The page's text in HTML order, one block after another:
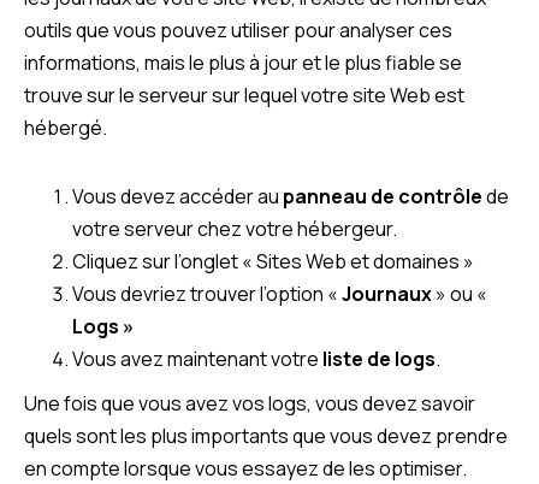
outils que vous pouvez utiliser pour analyser ces
informations, mais le plus à jour et le plus fiable se
trouve sur le serveur sur lequel votre site Web est
hébergé.
Vous devez accéder au panneau de contrôlede
votre serveur chez votre hébergeur.
Cliquez sur l’onglet « Sites Web et domaines »
Vous devriez trouver l’option «Journaux» ou «
Logs »
Vous avez maintenant votre liste de logs.
Une fois que vous avez vos logs, vous devez savoir
quels sont les plus importants que vous devez prendre
en compte lorsque vous essayez de les optimiser.